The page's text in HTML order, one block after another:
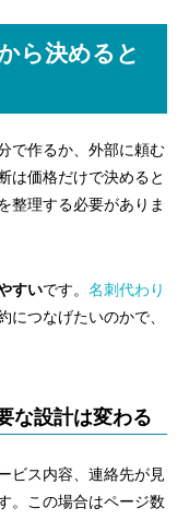
ら決めると
で作るか、外部に頼む
は価格だけで決めると
整理する必要がありま
すいです。 名刺代わり
につなげたいのかで、
な設計は変わる
ビス内容、連絡先が見
。この場合はページ数